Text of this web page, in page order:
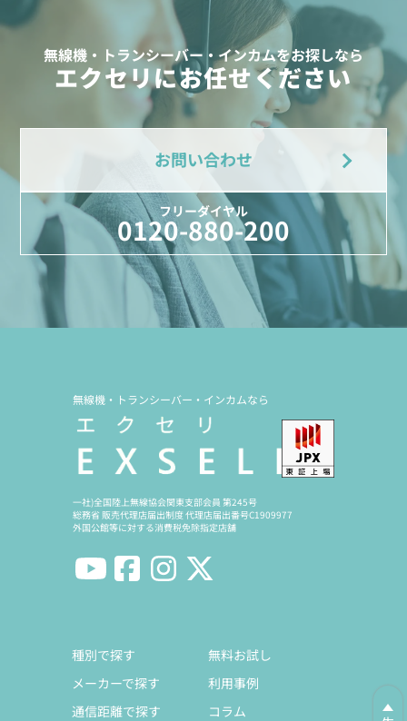
無線機・トランシーバー・インカムをお探しなら
エクセリにお任せください
お問い合わせ
フリーダイヤル
0120-880-200
無線機・トランシーバー・インカムなら
一社)全国陸上無線協会関東支部会員 第245号
総務省 販売代理店届出制度 代理店届出番号C1909977
外国公館等に対する消費税免除指定店舗
種別で探す
メーカーで探す
通信距離で探す
無料お試し
利用事例
コラム